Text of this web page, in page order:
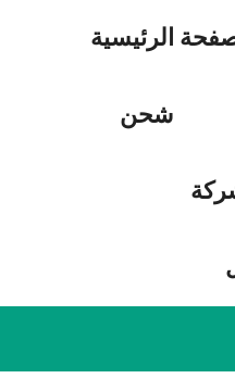
الرئيسية
شحن